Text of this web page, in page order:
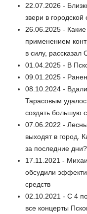
22.07.2026 -
звери в
26.06.2025 -
применением
в силу, рассказал
01.04.2025 - В
09.01.2025 -
08.10.2024 - Вдали
Тарасовым
создать большую
07.06.2022 -
выходят в город.
за последние дни?
17.11.2021 -
обсудили
средств
02.10.2021 - С 4
все концерты